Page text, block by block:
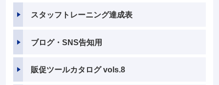
スタッフトレーニング達成表
ブログ・SNS告知用
販促ツールカタログ vols.8